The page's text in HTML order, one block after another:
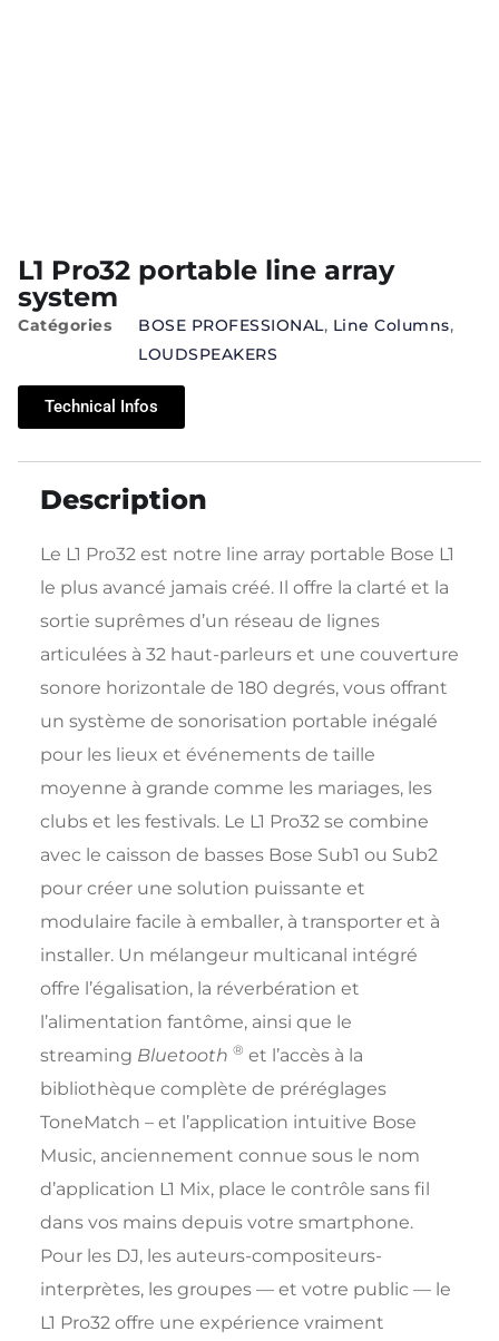
L1 Pro32 portable line array
system
Catégories BOSE PROFESSIONAL, Line Columns,
LOUDSPEAKERS
Technical Infos
Description
Le L1 Pro32 est notre line array portable Bose L1
le plus avancé jamais créé. Il offre la clarté et la
sortie suprêmes d’un réseau de lignes
articulées à 32 haut-parleurs et une couverture
sonore horizontale de 180 degrés, vous offrant
un système de sonorisation portable inégalé
pour les lieux et événements de taille
moyenne à grande comme les mariages, les
clubs et les festivals. Le L1 Pro32 se combine
avec le caisson de basses Bose Sub1 ou Sub2
pour créer une solution puissante et
modulaire facile à emballer, à transporter et à
installer. Un mélangeur multicanal intégré
offre l’égalisation, la réverbération et
l’alimentation fantôme, ainsi que le
streaming Bluetooth ® et l’accès à la
bibliothèque complète de préréglages
ToneMatch – et l’application intuitive Bose
Music, anciennement connue sous le nom
d’application L1 Mix, place le contrôle sans fil
dans vos mains depuis votre smartphone.
Pour les DJ, les auteurs-compositeurs-
interprètes, les groupes — et votre public — le
L1 Pro32 offre une expérience vraiment